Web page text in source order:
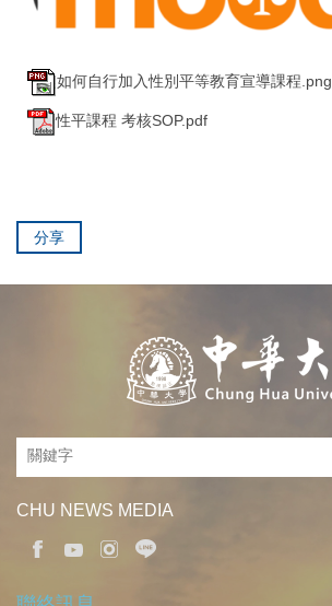
如何自行加入性別平等教育宣導課程.png
性平課程 考核SOP.pdf
分享
CHU NEWS MEDIA